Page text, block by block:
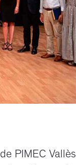
de PIMEC Vallès